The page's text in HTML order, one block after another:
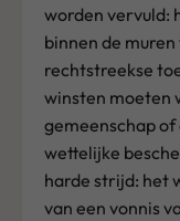
worden vervuld:
binnen de
rechtstreekse
winsten moeten
gemeenschap
wettelijke
harde strijd: het
van een vonnis